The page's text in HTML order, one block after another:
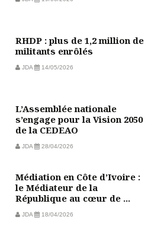
RHDP : plus de 1,2 million de
militants enrôlés
JDA 14/05/2026
L’Assemblée nationale
s’engage pour la Vision 2050
de la CEDEAO
JDA 28/04/2026
Médiation en Côte d’Ivoire :
le Médiateur de la
République au cœur de ...
JDA 18/04/2026